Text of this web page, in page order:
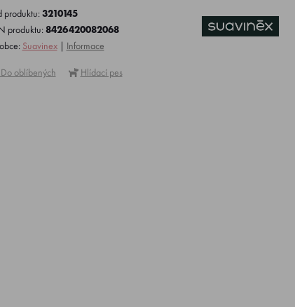
produktu:3210145
produktu:8426420082068
Suavinex| Informace
Do oblíbených Hlídací pes